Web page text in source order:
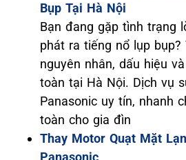
Bụp Tại Hà Nội
Bạn đang gặp tình trạng
phát ra tiếng nổ lụp bụp?
nguyên nhân, dấu hiệu
toàn tại Hà Nội. Dịch vụ
Panasonic uy tín, nhanh
toàn cho gia đìn
Thay Motor Quạt Mặt
Panasonic